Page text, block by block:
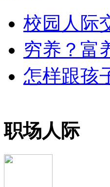
校园人际
穷养？富
怎样跟孩
职场人际